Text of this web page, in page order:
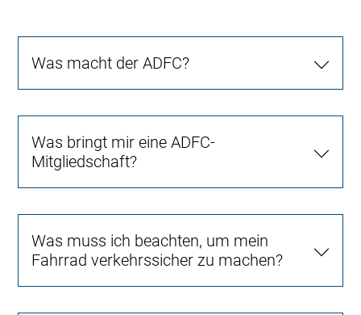
Was macht der ADFC?
Was bringt mir eine ADFC-
Mitgliedschaft?
Was muss ich beachten, um mein
Fahrrad verkehrssicher zu machen?